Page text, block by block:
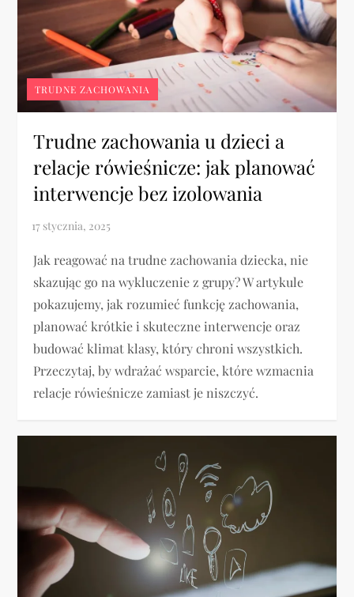
TRUDNE ZACHOWANIA
Trudne zachowania u dzieci a
relacje rówieśnicze: jak planować
interwencje bez izolowania
Jak reagować na trudne zachowania dziecka, nie
skazując go na wykluczenie z grupy? W artykule
pokazujemy, jak rozumieć funkcję zachowania,
planować krótkie i skuteczne interwencje oraz
budować klimat klasy, który chroni wszystkich.
Przeczytaj, by wdrażać wsparcie, które wzmacnia
relacje rówieśnicze zamiast je niszczyć.